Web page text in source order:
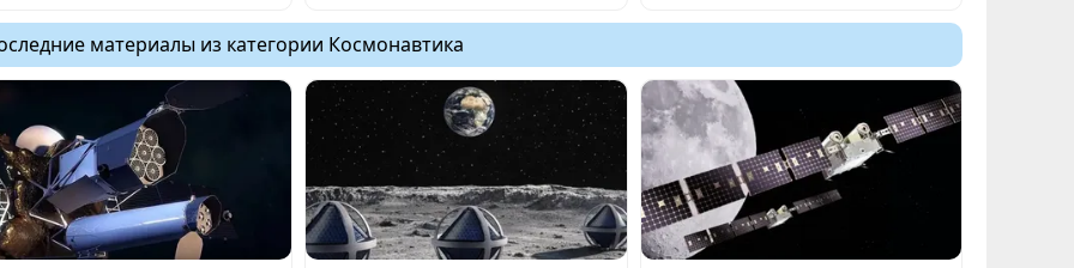
материалы из категории Космонавтика